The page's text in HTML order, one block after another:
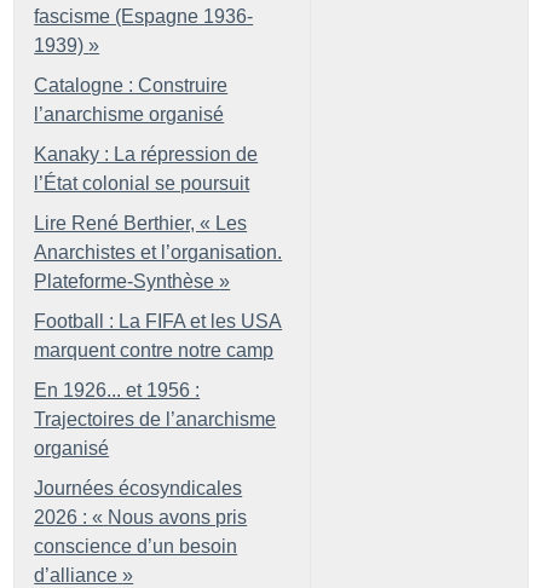
fascisme (Espagne 1936-
1939) »
Catalogne : Construire
l’anarchisme organisé
Kanaky : La répression de
l’État colonial se poursuit
Lire René Berthier, « Les
Anarchistes et l’organisation.
Plateforme-Synthèse »
Football : La FIFA et les USA
marquent contre notre camp
En 1926... et 1956 :
Trajectoires de l’anarchisme
organisé
Journées écosyndicales
2026 : « Nous avons pris
conscience d’un besoin
d’alliance »